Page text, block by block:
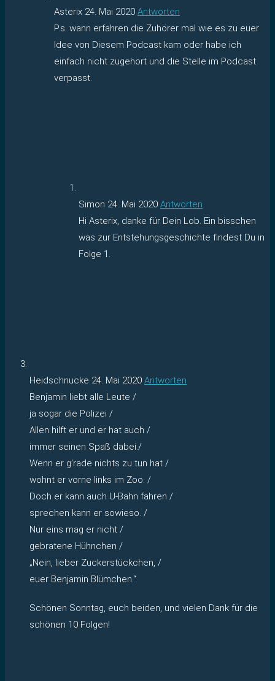
Asterix 24. Mai 2020 Antworten
P.s. wann erfahren die Zuhörer mal wie es zu euer
Idee von Diesem Podcast kam oder habe ich
einfach nicht zugehört und die Stelle im Podcast
verpasst.
Simon 24. Mai 2020 Antworten
Hi Asterix, danke für Dein Lob. Ein bisschen
was zur Entstehungsgeschichte findest Du in
Folge 1.
Heidschnucke 24. Mai 2020 Antworten
Benjamin liebt alle Leute /
ja sogar die Polizei /
Allen hilft er und er hat auch /
immer seinen Spaß dabei./
Wenn er g’rade nichts zu tun hat /
wohnt er vorne links im Zoo. /
Doch er kann auch U-Bahn fahren /
sprechen kann er sowieso. /
Nur eins mag er nicht /
gebratene Hühnchen /
„Nein, lieber Zuckerstückchen, /
euer Benjamin Blümchen.“
Schönen Sonntag, euch beiden, und vielen Dank für die
schönen 10 Folgen!